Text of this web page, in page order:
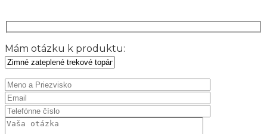
Mám otázku k produktu: